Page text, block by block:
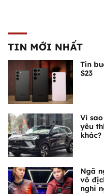
TIN MỚI NHẤT
Tin
S23
Vì
yêu
khác?
Ngã
vô
nghi